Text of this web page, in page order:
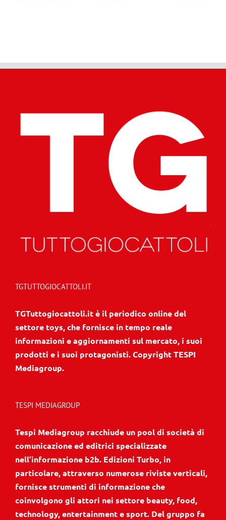
TGTUTTOGIOCATTOLI.IT
TGTuttogiocattoli.it è il periodico online del
settore toys, che fornisce in tempo reale
informazioni e aggiornamenti sul mercato, i suoi
prodotti e i suoi protagonisti. Copyright TESPI
Mediagroup.
TESPI MEDIAGROUP
Tespi Mediagroup racchiude un pool di società di
comunicazione ed editrici specializzate
nell’informazione b2b. Edizioni Turbo, in
particolare, attraverso numerose riviste verticali,
fornisce strumenti di informazione che
coinvolgono gli attori nei settore beauty, food,
technology, entertainment e sport. Del gruppo fa